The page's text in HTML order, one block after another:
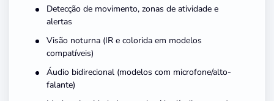
Detecção de movimento, zonas de atividade e
alertas
Visão noturna (IR e colorida em modelos
compatíveis)
Áudio bidirecional (modelos com microfone/alto-
falante)